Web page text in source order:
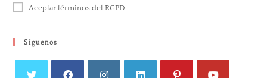
Aceptar términos del RGPD
Síguenos